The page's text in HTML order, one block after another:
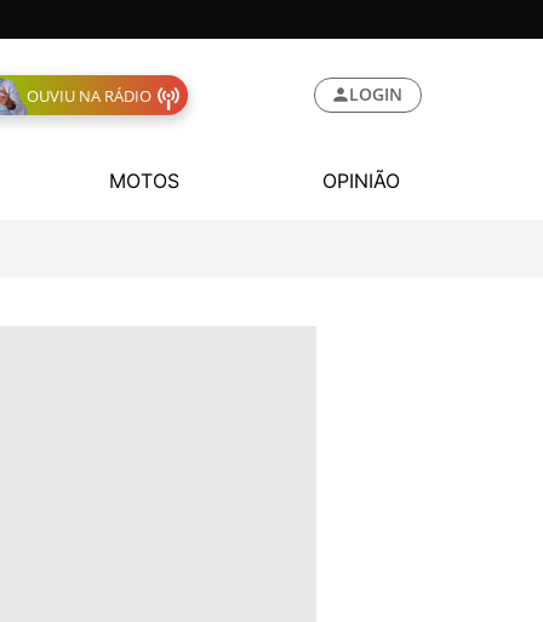
OUVIU NA RÁDIO LOGIN
MOTOS OPINIÃO